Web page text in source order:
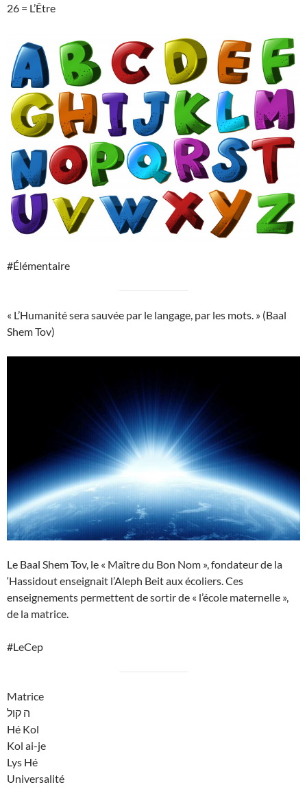
26 = L’Être
#Élémentaire
« L’Humanité sera sauvée par le langage, par les mots. » (Baal
Shem Tov)
Le Baal Shem Tov, le « Maître du Bon Nom », fondateur de la
‘Hassidout enseignait l’Aleph Beit aux écoliers. Ces
enseignements permettent de sortir de « l’école maternelle »,
de la matrice.
#LeCep
Matrice
ה קול
Hé Kol
Kol ai-je
Lys Hé
Universalité